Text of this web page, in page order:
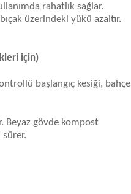
rahatlık sağlar.
üzerindeki yükü azaltır.
için)
başlangıç kesiği, bahçe
Beyaz gövde kompost